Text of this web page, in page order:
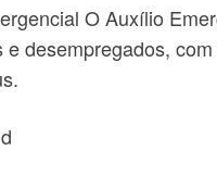
O Auxílio
e desempregados,